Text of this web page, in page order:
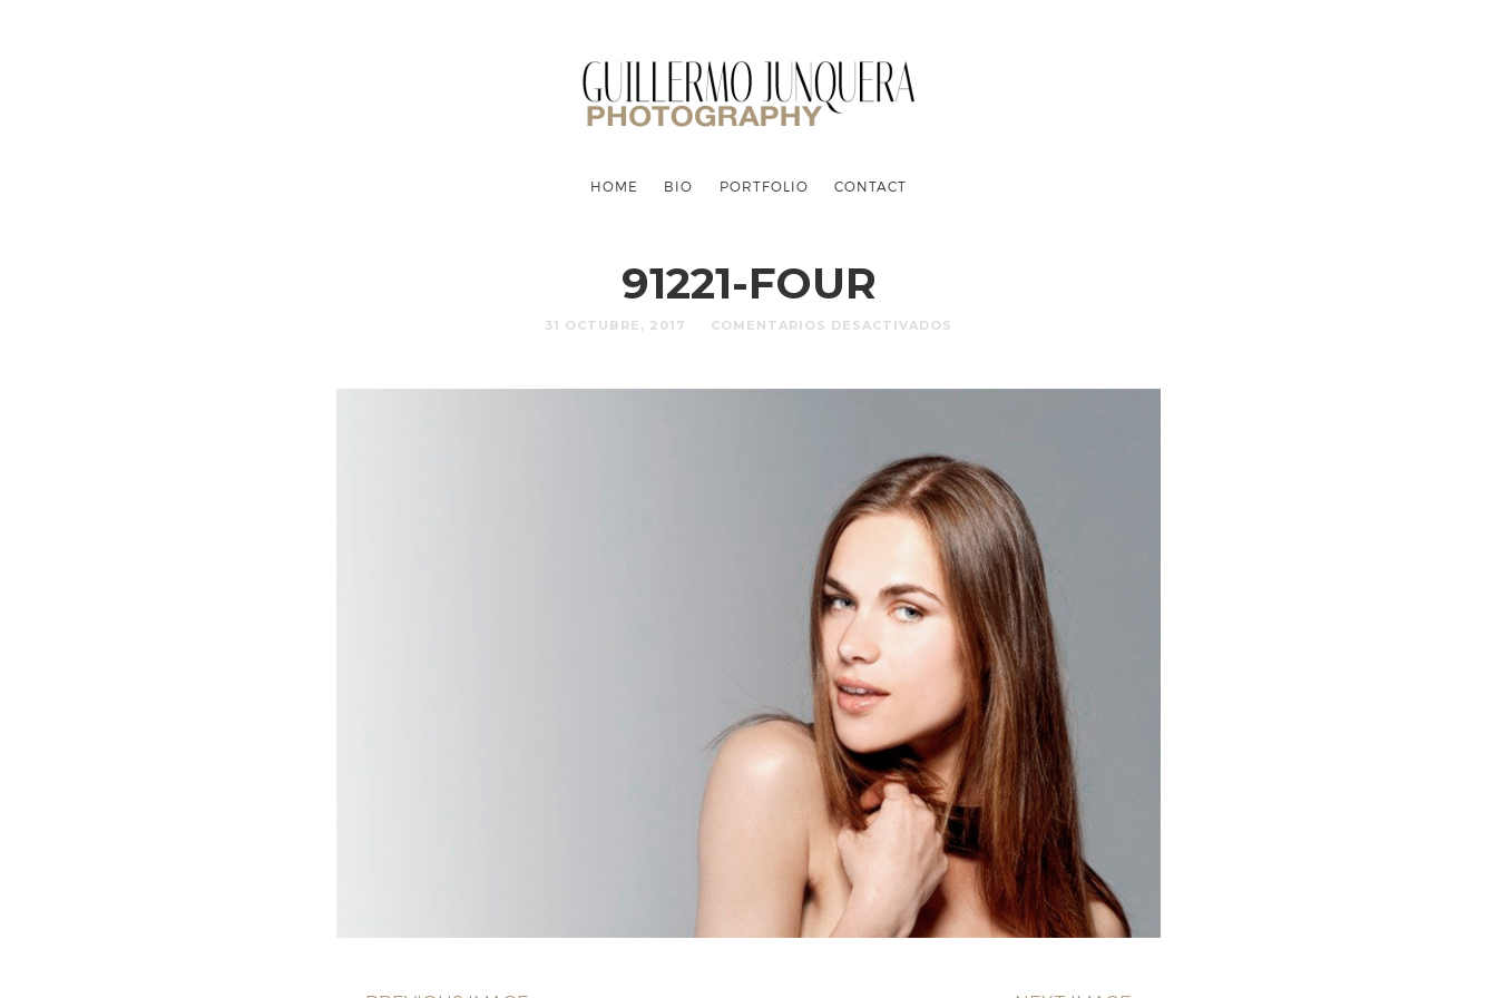
HOME BIO PORTFOLIO CONTACT
91221-FOUR
31 OCTUBRE, 2017 COMENTARIOS DESACTIVADOS